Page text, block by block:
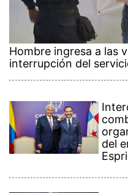
Hombre ingresa a las
interrupción del
del